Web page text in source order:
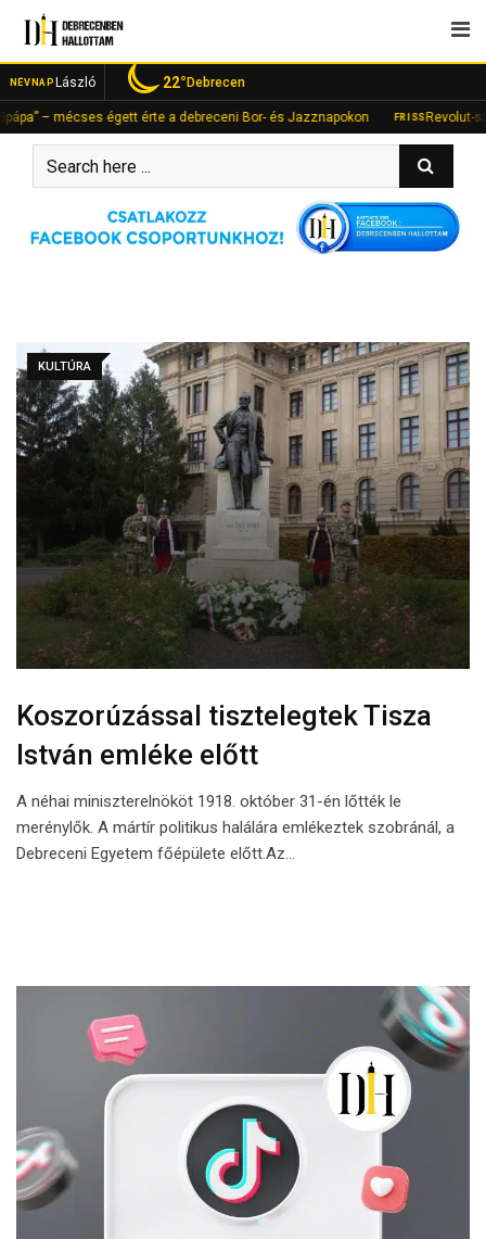
content
NÉVNAP László 22°Debrecen
– mécses égett érte a debreceni Bor- és Jazznapokon FRISS Revolut-
KULTÚRA
Koszorúzással tisztelegtek Tisza
István emléke előtt
A néhai miniszterelnököt 1918. október 31-én lőtték le
merénylők. A mártír politikus halálára emlékeztek szobránál, a
Debreceni Egyetem főépülete előtt.Az…